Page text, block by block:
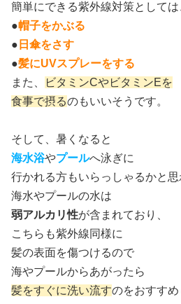
簡単にできる紫外線対策としては
●帽子をかぶる
● 日傘をさす
●髪にUVスプレーをする
また、
ビタミンCやビタミンEを
食事で摂るのもいいそうです。
そして、暑くなると
海水浴やプールへ泳ぎに
行かれる方もいらっしゃるかと思
海水やプールの水は
弱アルカリ性が含まれており、
こちらも紫外線同様に
髪の表面を傷つけるので
海やプールからあがったら
髪をすぐに洗い流すのをおすすめ